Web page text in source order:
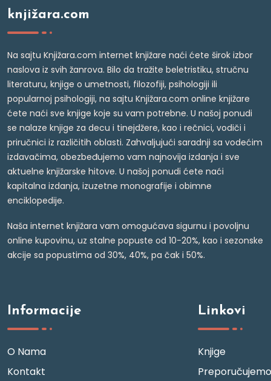
knjižara.com
Na sajtu Knjižara.com internet knjižare naći ćete širok izbor
naslova iz svih žanrova. Bilo da tražite beletristiku, stručnu
literaturu, knjige o umetnosti, filozofiji, psihologiji ili
popularnoj psihologiji, na sajtu Knjižara.com online knjižare
ćete naći sve knjige koje su vam potrebne. U našoj ponudi
se nalaze knjige za decu i tinejdžere, kao i rečnici, vodiči i
priručnici iz različitih oblasti. Zahvaljujući saradnji sa vodećim
izdavačima, obezbeđujemo vam najnovija izdanja i sve
aktuelne knjižarske hitove. U našoj ponudi ćete naći
kapitalna izdanja, izuzetne monografije i obimne
enciklopedije.
Naša internet knjižara vam omogućava sigurnu i povoljnu
online kupovinu, uz stalne popuste od 10-20%, kao i sezonske
akcije sa popustima od 30%, 40%, pa čak i 50%.
Informacije
O Nama
Kontakt
Linkovi
Knjige
Preporučujemo